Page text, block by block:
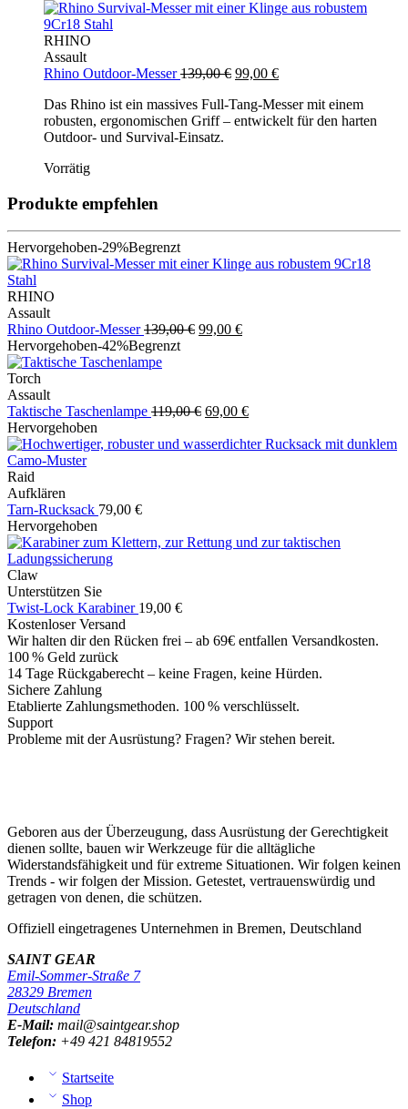
RHINO
Assault
Rhino Outdoor-Messer139,00€ Ursprünglicher
war:
139,00 €
99,00 €Aktueller
ist:
99,00 €.
Das Rhino ist ein massives Full-Tang-Messer mit einem
robusten, ergonomischen Griff – entwickelt für den harten
Outdoor- und Survival-Einsatz.
Vorrätig
Produkte empfehlen
Hervorgehoben-29%Begrenzt
RHINO
Assault
Rhino Outdoor-Messer139,00€ Ursprünglicher
99,00 €Aktueller
Hervorgehoben-42%Begrenzt
Torch
Assault
Taktische Taschenlampe 119,00€ Ursprünglicher
war:
69,00 €Aktueller
ist:
Hervorgehoben
Raid
Aufklären
Tarn-Rucksack 79,00 €
Hervorgehoben
Claw
Unterstützen Sie
Twist-Lock Karabiner 19,00 €
Kostenloser Versand
Wir halten dir den Rücken frei – ab 69€ entfallen Versandkosten.
100 % Geld zurück
14 Tage Rückgaberecht – keine Fragen, keine Hürden.
Sichere Zahlung
Etablierte Zahlungsmethoden. 100 % verschlüsselt.
Support
Probleme mit der Ausrüstung? Fragen? Wir stehen bereit.
Geboren aus der Überzeugung, dass Ausrüstung der Gerechtigkeit
dienen sollte, bauen wir Werkzeuge für die alltägliche
Widerstandsfähigkeit und für extreme Situationen. Wir folgen keinen
Trends - wir folgen der Mission. Getestet, vertrauenswürdig und
getragen von denen, die schützen.
Offiziell eingetragenes Unternehmen in Bremen, Deutschland
SAINT GEAR
Emil-Sommer-Straße 7
28329 Bremen
Deutschland
E-Mail: mail@saintgear.shop
Telefon: +49 421 84819552
Startseite
Shop